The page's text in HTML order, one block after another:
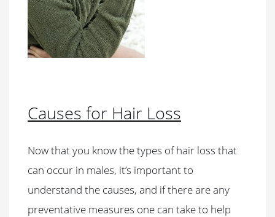
Causes for Hair Loss
Now that you know the types of hair loss that
can occur in males, it’s important to
understand the causes, and if there are any
preventative measures one can take to help